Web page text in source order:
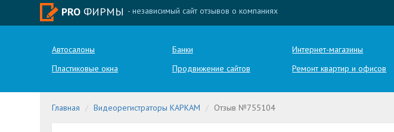
PRO ФИРМЫ - независимый сайт отзывов о компаниях
Автосалоны Банки Интернет-магазины
Пластиковые окна
Продвижение сайтов Ремонт квартир и офисов
Главная Видеорегистраторы КАРКАМ Отзыв №755104